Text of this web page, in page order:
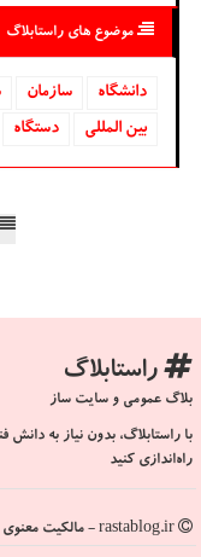
موضوع های راستابلاگ
دانشگاه‌ سازمان
بین المللی
دستگاه
راستابلاگ
بلاگ عمومی و سایت ساز
با راستابلاگ، بدون نیاز به
راه‌اندازی کنید